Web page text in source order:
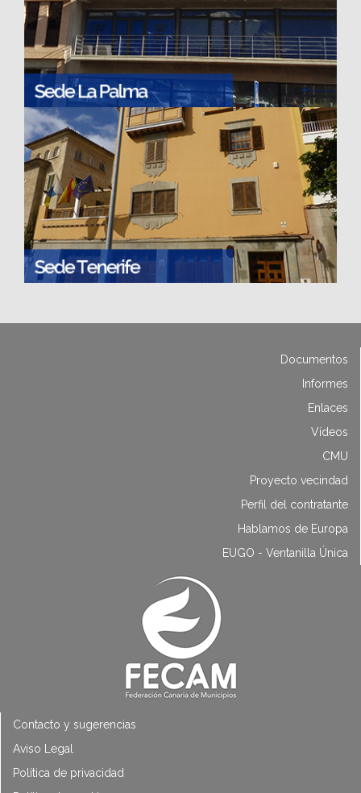
Documentos
Informes
Enlaces
Vídeos
CMU
Proyecto vecindad
Perfil del contratante
Hablamos de Europa
EUGO - Ventanilla Única
Contacto y sugerencias
Aviso Legal
Política de privacidad